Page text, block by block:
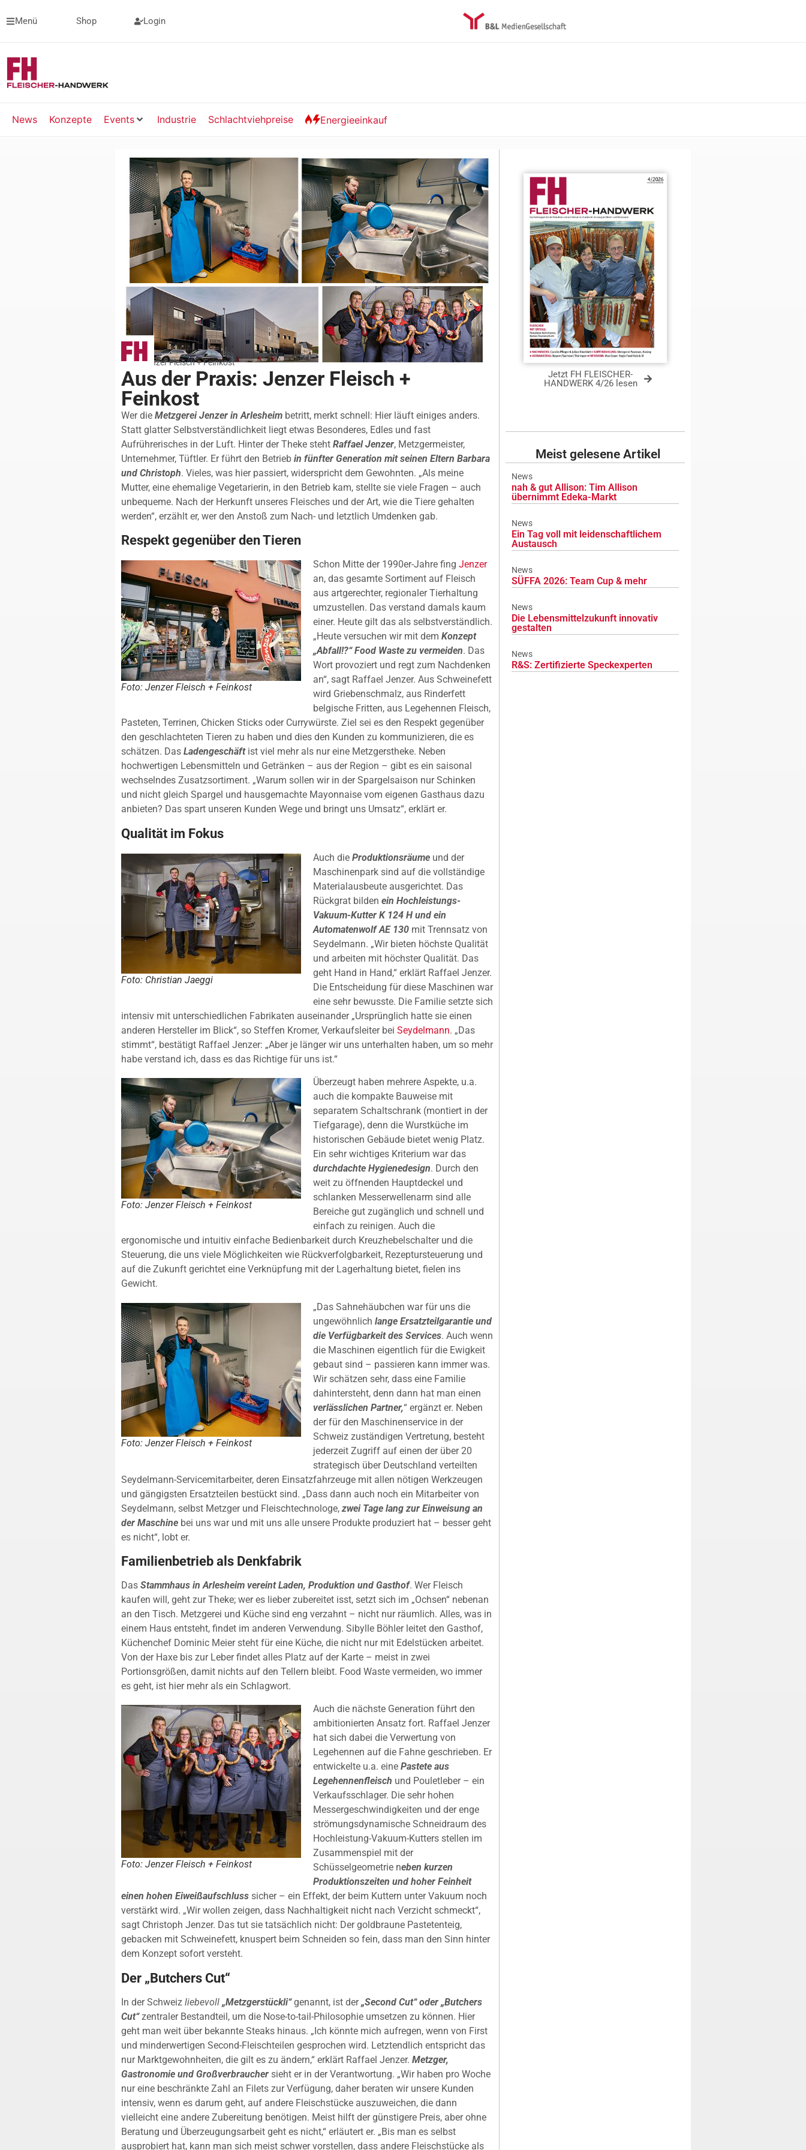
Menü Shop Login
News Konzepte Events Industrie Schlachtviehpreise Energieeinkauf
Foto: Jenzer Fleisch + Feinkost
Aus der Praxis: Jenzer Fleisch +
Feinkost
Wer die Metzgerei Jenzer in Arlesheim betritt, merkt schnell: Hier läuft einiges anders.
Statt glatter Selbstverständlichkeit liegt etwas Besonderes, Edles und fast
Aufrührerisches in der Luft. Hinter der Theke steht Raffael Jenzer, Metzgermeister,
Unternehmer, Tüftler. Er führt den Betrieb in fünfter Generation mit seinen Eltern Barbara
und Christoph. Vieles, was hier passiert, widerspricht dem Gewohnten. „Als meine
Mutter, eine ehemalige Vegetarierin, in den Betrieb kam, stellte sie viele Fragen – auch
unbequeme. Nach der Herkunft unseres Fleisches und der Art, wie die Tiere gehalten
werden“, erzählt er, wer den Anstoß zum Nach- und letztlich Umdenken gab.
Respekt gegenüber den Tieren
Foto: Jenzer Fleisch + Feinkost
Schon Mitte der 1990er-Jahre fing Jenzer
an, das gesamte Sortiment auf Fleisch
aus artgerechter, regionaler Tierhaltung
umzustellen. Das verstand damals kaum
einer. Heute gilt das als selbstverständlich.
„Heute versuchen wir mit dem Konzept
„Abfall!?“ Food Waste zu vermeiden. Das
Wort provoziert und regt zum Nachdenken
an“, sagt Raffael Jenzer. Aus Schweinefett
wird Griebenschmalz, aus Rinderfett
belgische Fritten, aus Legehennen Fleisch,
Pasteten, Terrinen, Chicken Sticks oder Currywürste. Ziel sei es den Respekt gegenüber
den geschlachteten Tieren zu haben und dies den Kunden zu kommunizieren, die es
schätzen. Das Ladengeschäftist viel mehr als nur eine Metzgerstheke. Neben
hochwertigen Lebensmitteln und Getränken – aus der Region – gibt es ein saisonal
wechselndes Zusatzsortiment. „Warum sollen wir in der Spargelsaison nur Schinken
und nicht gleich Spargel und hausgemachte Mayonnaise vom eigenen Gasthaus dazu
anbieten? Das spart unseren Kunden Wege und bringt uns Umsatz“, erklärt er.
Qualität im Fokus
Foto: Christian Jaeggi
Auch die Produktionsräume und der
Maschinenpark sind auf die vollständige
Materialausbeute ausgerichtet. Das
Rückgrat bilden ein Hochleistungs-
Vakuum-Kutter K 124 H und ein
Automatenwolf AE 130 mit Trennsatz von
Seydelmann. „Wir bieten höchste Qualität
und arbeiten mit höchster Qualität. Das
geht Hand in Hand,“ erklärt Raffael Jenzer.
Die Entscheidung für diese Maschinen war
eine sehr bewusste. Die Familie setzte sich
intensiv mit unterschiedlichen Fabrikaten auseinander „Ursprünglich hatte sie einen
anderen Hersteller im Blick“, so Steffen Kromer, Verkaufsleiter bei Seydelmann. „Das
stimmt“, bestätigt Raffael Jenzer: „Aber je länger wir uns unterhalten haben, um so mehr
habe verstand ich, dass es das Richtige für uns ist.“
Foto: Jenzer Fleisch + Feinkost
Überzeugt haben mehrere Aspekte, u.a.
auch die kompakte Bauweise mit
separatem Schaltschrank (montiert in der
Tiefgarage), denn die Wurstküche im
historischen Gebäude bietet wenig Platz.
Ein sehr wichtiges Kriterium war das
durchdachte Hygienedesign. Durch den
weit zu öffnenden Hauptdeckel und
schlanken Messerwellenarm sind alle
Bereiche gut zugänglich und schnell und
einfach zu reinigen. Auch die
ergonomische und intuitiv einfache Bedienbarkeit durch Kreuzhebelschalter und die
Steuerung, die uns viele Möglichkeiten wie Rückverfolgbarkeit, Rezeptursteuerung und
auf die Zukunft gerichtet eine Verknüpfung mit der Lagerhaltung bietet, fielen ins
Gewicht.
Foto: Jenzer Fleisch + Feinkost
„Das Sahnehäubchen war für uns die
ungewöhnlich lange Ersatzteilgarantie und
die Verfügbarkeit des Services. Auch wenn
die Maschinen eigentlich für die Ewigkeit
gebaut sind – passieren kann immer was.
Wir schätzen sehr, dass eine Familie
dahintersteht, denn dann hat man einen
verlässlichen Partner,“ ergänzt er. Neben
der für den Maschinenservice in der
Schweiz zuständigen Vertretung, besteht
jederzeit Zugriff auf einen der über 20
strategisch über Deutschland verteilten
Seydelmann-Servicemitarbeiter, deren Einsatzfahrzeuge mit allen nötigen Werkzeugen
und gängigsten Ersatzteilen bestückt sind. „Dass dann auch noch ein Mitarbeiter von
Seydelmann, selbst Metzger und Fleischtechnologe, zwei Tage lang zur Einweisung an
der Maschine bei uns war und mit uns alle unsere Produkte produziert hat – besser geht
es nicht“, lobt er.
Familienbetrieb als Denkfabrik
Das Stammhaus in Arlesheim vereint Laden, Produktion und Gasthof. Wer Fleisch
kaufen will, geht zur Theke; wer es lieber zubereitet isst, setzt sich im „Ochsen“ nebenan
an den Tisch. Metzgerei und Küche sind eng verzahnt – nicht nur räumlich. Alles, was in
einem Haus entsteht, findet im anderen Verwendung. Sibylle Böhler leitet den Gasthof,
Küchenchef Dominic Meier steht für eine Küche, die nicht nur mit Edelstücken arbeitet.
Von der Haxe bis zur Leber findet alles Platz auf der Karte – meist in zwei
Portionsgrößen, damit nichts auf den Tellern bleibt. Food Waste vermeiden, wo immer
es geht, ist hier mehr als ein Schlagwort.
Foto: Jenzer Fleisch + Feinkost
Auch die nächste Generation führt den
ambitionierten Ansatz fort. Raffael Jenzer
hat sich dabei die Verwertung von
Legehennen auf die Fahne geschrieben. Er
entwickelte u.a. eine Pastete aus
Legehennenfleisch und Pouletleber – ein
Verkaufsschlager. Die sehr hohen
Messergeschwindigkeiten und der enge
strömungsdynamische Schneidraum des
Hochleistung-Vakuum-Kutters stellen im
Zusammenspiel mit der
Schüsselgeometrie neben kurzen
Produktionszeiten und hoher Feinheit
einen hohen Eiweißaufschluss sicher – ein Effekt, der beim Kuttern unter Vakuum noch
verstärkt wird. „Wir wollen zeigen, dass Nachhaltigkeit nicht nach Verzicht schmeckt“,
sagt Christoph Jenzer. Das tut sie tatsächlich nicht: Der goldbraune Pastetenteig,
gebacken mit Schweinefett, knuspert beim Schneiden so fein, dass man den Sinn hinter
dem Konzept sofort versteht.
Der „Butchers Cut“
In der Schweiz liebevoll „Metzgerstückli“genannt, ist der„Second Cut“ oder „Butchers
Cut“zentraler Bestandteil, um die Nose-to-tail-Philosophie umsetzen zu können. Hier
geht man weit über bekannte Steaks hinaus. „Ich könnte mich aufregen, wenn von First
und minderwertigen Second-Fleischteilen gesprochen wird. Letztendlich entspricht das
nur Marktgewohnheiten, die gilt es zu ändern,“ erklärt Raffael Jenzer. Metzger,
Gastronomie und Großverbraucher sieht er in der Verantwortung. „Wir haben pro Woche
nur eine beschränkte Zahl an Filets zur Verfügung, daher beraten wir unsere Kunden
intensiv, wenn es darum geht, auf andere Fleischstücke auszuweichen, die dann
vielleicht eine andere Zubereitung benötigen. Meist hilft der günstigere Preis, aber ohne
Beratung und Überzeugungsarbeit geht es nicht,“ erläutert er. „Bis man es selbst
ausprobiert hat, kann man sich meist schwer vorstellen, dass andere Fleischstücke als
Jetzt FH FLEISCHER-
HANDWERK 4/26 lesen
Meist gelesene Artikel
News
nah & gut Allison: Tim Allison
übernimmt Edeka-Markt
News
Ein Tag voll mit leidenschaftlichem
Austausch
News
SÜFFA 2026: Team Cup & mehr
News
Die Lebensmittelzukunft innovativ
gestalten
News
R&S: Zertifizierte Speckexperten